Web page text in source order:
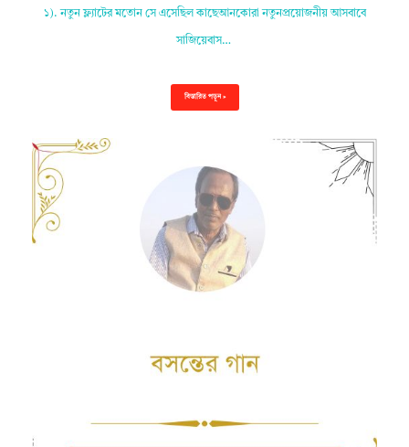
১). নতুন ফ্ল্যাটের মতোন সে এসেছিল কাছেআনকোরা নতুনপ্রয়োজনীয় আসবাবে
সাজিয়েবাস…
বিস্তারিত পড়ুন »